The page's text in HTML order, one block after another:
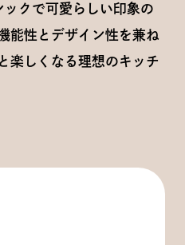
クで可愛らしい印象の
能性とデザイン性を兼ね
楽しくなる理想のキッチ